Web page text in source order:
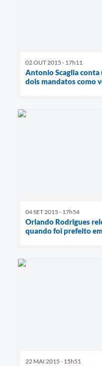
02 OUT 2015 - 17h11
Antonio Scaglia conta
dois mandatos como
04 SET 2015 - 17h54
Orlando Rodrigues
quando foi prefeito
22 MAI 2015 - 15h51